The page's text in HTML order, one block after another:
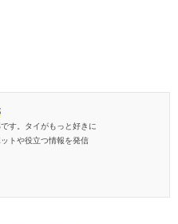
す。タイがもっと好きに
トや役立つ情報を発信